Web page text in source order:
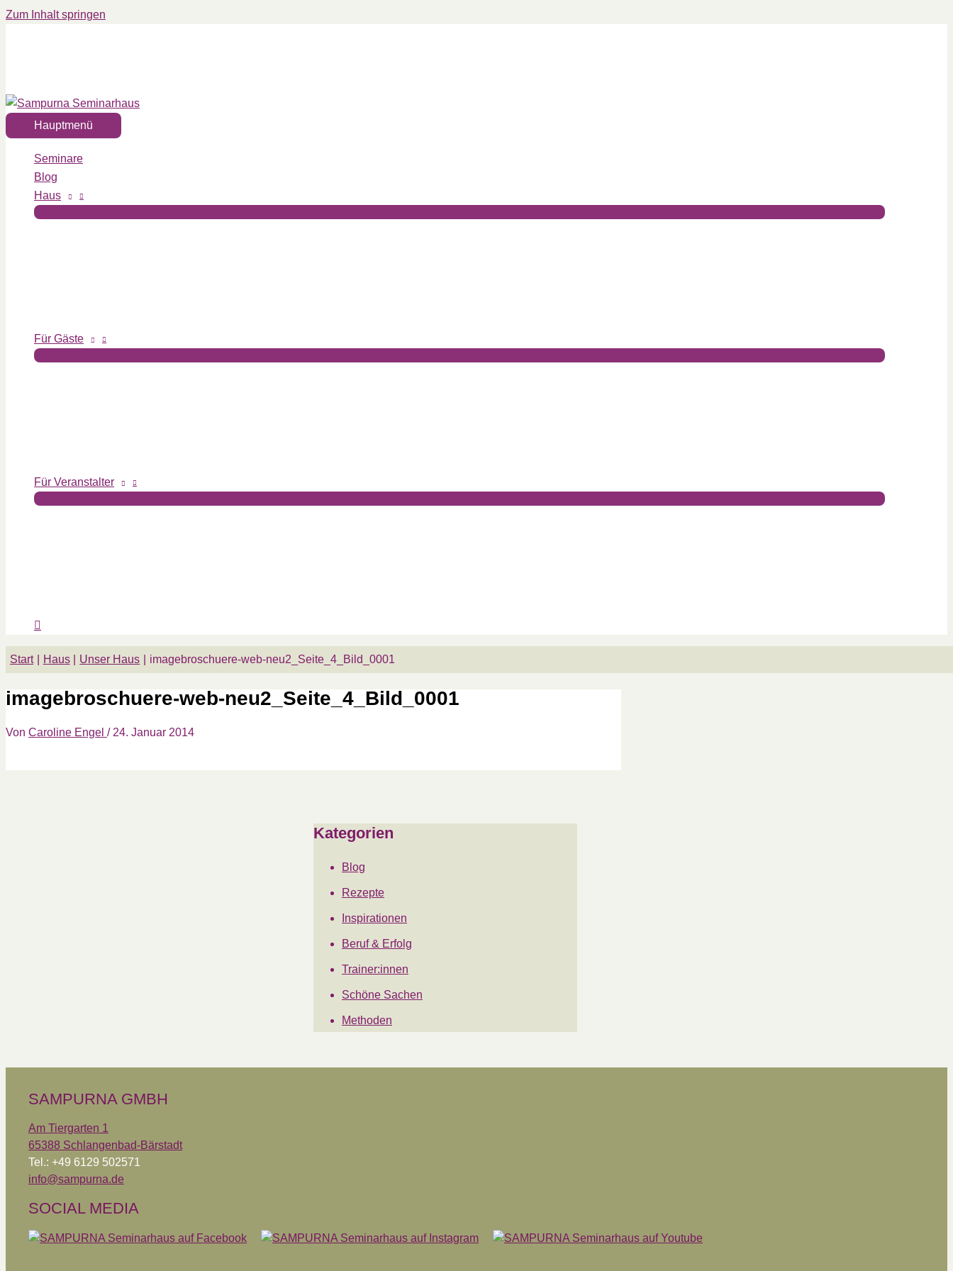
Zum Inhalt springen
Hauptmenü
Seminare
Blog
Haus
Für Gäste
Für Veranstalter
Start Haus Unser Haus imagebroschuere-web-neu2_Seite_4_Bild_0001
imagebroschuere-web-neu2_Seite_4_Bild_0001
Von Caroline Engel / 24. Januar 2014
Kategorien
Blog
Rezepte
Inspirationen
Beruf & Erfolg
Trainer:innen
Schöne Sachen
Methoden
SAMPURNA GMBH
Am Tiergarten 1
65388 Schlangenbad-Bärstadt
Tel.: +49 6129 502571
info@sampurna.de
SOCIAL MEDIA